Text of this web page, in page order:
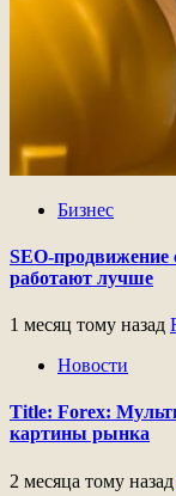
Бизнес
SEO-продвижение
работают лучше
1 месяц тому назад
Новости
Title: Forex:
картины рынка
2 месяца тому назад